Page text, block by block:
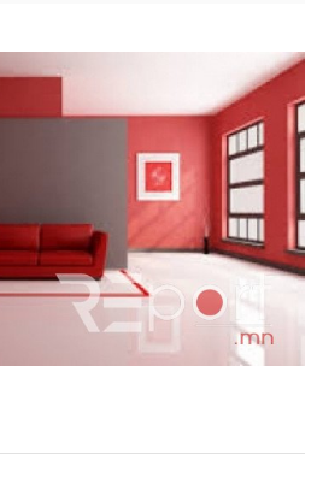
нийт гүйцэтгэл 74.5 хув...
элсэгчдийн бүртгэлийг энэ сарын 17-
системээр зохи...
тээврийн хэрэгсэл жолоодсон
халамж, тэтгэмжийг энэ сарын 20-нд
олголтыг 8 хувь болгох өргөдөлд 14